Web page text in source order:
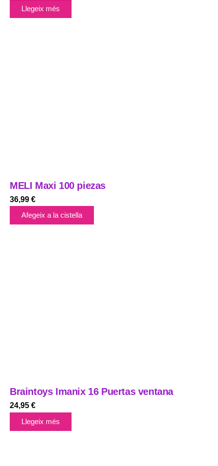
Llegeix més
MELI Maxi 100 piezas
36,99 €
Afegeix a la cistella
Braintoys Imanix 16 Puertas ventana
24,95 €
Llegeix més